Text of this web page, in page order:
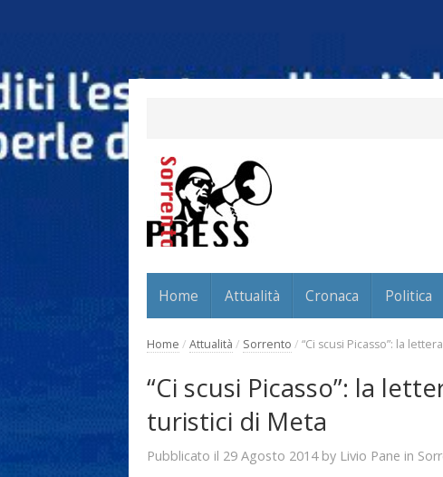
Home Attualità Cronaca Politica
Home / Attualità / Sorrento / “Ci scusi Picasso”: la
“Ci scusi Picasso”: la
turistici di Meta
Pubblicato il 29 Agosto 2014by Livio Pane in